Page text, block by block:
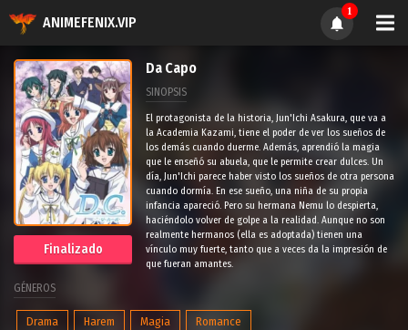
ANIMEFENIX.VIP
1
Finalizado
Da Capo
SINOPSIS
El protagonista de la historia, Jun'Ichi Asakura, que va a
la Academia Kazami, tiene el poder de ver los sueños de
los demás cuando duerme. Además, aprendió la magia
que le enseñó su abuela, que le permite crear dulces. Un
día, Jun'Ichi parece haber visto los sueños de otra persona
cuando dormía. En ese sueño, una niña de su propia
infancia apareció. Pero su hermana Nemu lo despierta,
haciéndolo volver de golpe a la realidad. Aunque no son
realmente hermanos (ella es adoptada) tienen una
vínculo muy fuerte, tanto que a veces da la impresión de
que fueran amantes.
GÉNEROS
Drama Harem Magia Romance